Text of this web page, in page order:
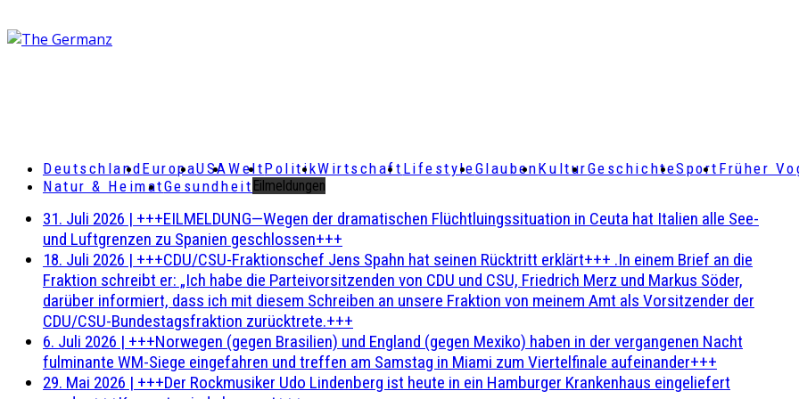
DeutschlandEuropaUSAWeltPolitikWirtschaft LifestyleGlaubenKulturGeschichteSport Früher
Natur & HeimatGesundheit Eilmeldungen
31. Juli 2026 | +++EILMELDUNG—Wegen der dramatischen Flüchtluingssituation in Ceuta hat Italien alle See-
und Luftgrenzen zu Spanien geschlossen+++
18. Juli 2026 | +++CDU/CSU-Fraktionschef Jens Spahn hat seinen Rücktritt erklärt+++ .In einem Brief an die
Fraktion schreibt er: „Ich habe die Parteivorsitzenden von CDU und CSU, Friedrich Merz und Markus Söder,
darüber informiert, dass ich mit diesem Schreiben an unsere Fraktion von meinem Amt als Vorsitzender der
CDU/CSU-Bundestagsfraktion zurücktrete.+++
6. Juli 2026 | +++Norwegen (gegen Brasilien) und England (gegen Mexiko) haben in der vergangenen Nacht
fulminante WM-Siege eingefahren und treffen am Samstag in Miami zum Viertelfinale aufeinander+++
29. Mai 2026 | +++Der Rockmusiker Udo Lindenberg ist heute in ein Hamburger Krankenhaus eingeliefert